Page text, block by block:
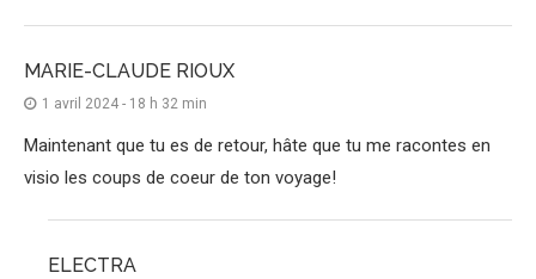
MARIE-CLAUDE RIOUX
1 avril 2024 - 18 h 32 min
Maintenant que tu es de retour, hâte que tu me racontes en
visio les coups de coeur de ton voyage!
ELECTRA